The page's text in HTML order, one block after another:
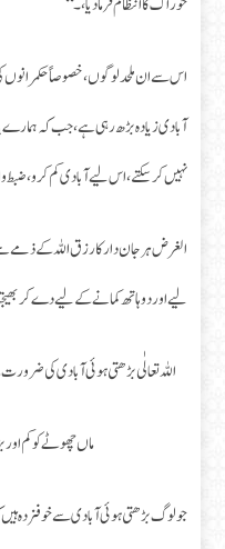
اس سے ان ملحد لوگوں، خصوصاً حکمرانوں
آبادی زیادہ بڑھ رہی ہے، جب کہ
نہیں کرسکتے، اس لیے آبادی کم کرو، ضبط
الغرض ہر جان دار کا رزق اللہ کے ذمے
لیے اور دو ہاتھ کمانے کے لیے دے کر
اللہ تعالٰی بڑھتی ہوئی آبادی کی
ماں چھوٹے کو کم
جو لوگ بڑھتی ہوئی آبادی سے خوفزدہ